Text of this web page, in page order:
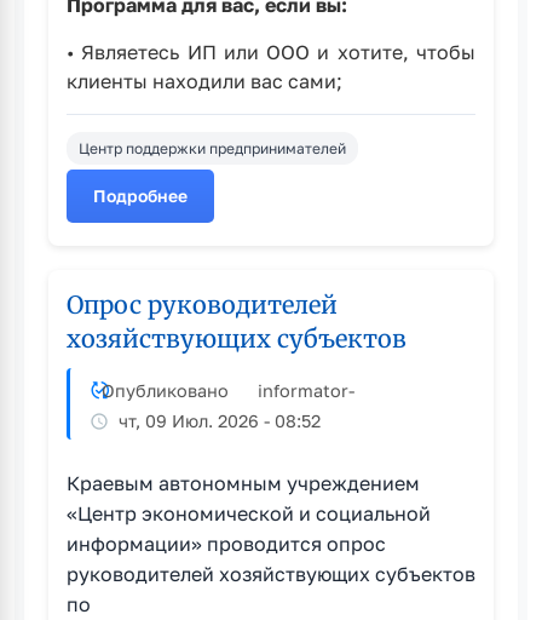
Программа для вас, если вы:
• Являетесь ИП или ООО и хотите, чтобы
клиенты находили вас сами;
Центр поддержки предпринимателей
Подробнее
о
акселерационную
программу
бизнес»
Опрос руководителей
хозяйствующих субъектов
Опубликовано informator-
чт, 09 Июл. 2026 - 08:52
Краевым автономным учреждением
«Центр экономической и социальной
информации» проводится опрос
руководителей хозяйствующих субъектов
по